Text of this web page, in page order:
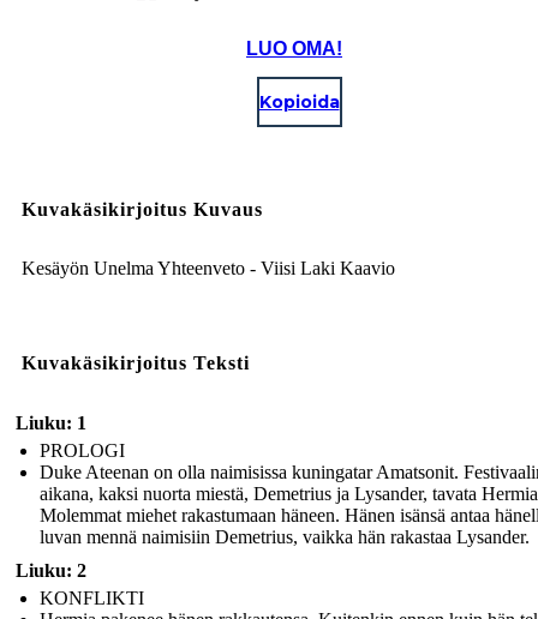
LUO OMA!
Kopioida
Kuvakäsikirjoitus Kuvaus
Kesäyön Unelma Yhteenveto - Viisi Laki Kaavio
Kuvakäsikirjoitus Teksti
Liuku: 1
PROLOGI
Duke Ateenan on olla naimisissa kuningatar Amatsonit.
aikana, kaksi nuorta miestä, Demetrius ja Lysander, tavata
Molemmat miehet rakastumaan häneen. Hänen isänsä antaa
luvan mennä naimisiin Demetrius, vaikka hän rakastaa Lysander.
Liuku: 2
KONFLIKTI